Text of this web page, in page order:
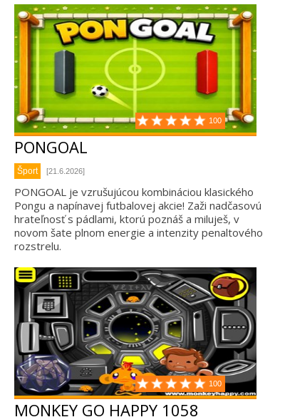
100
PONGOAL
Šport [21.6.2026]
PONGOAL je vzrušujúcou kombináciou klasického
Pongu a napínavej futbalovej akcie! Zaži nadčasovú
hrateľnosť s pádlami, ktorú poznáš a miluješ, v
novom šate plnom energie a intenzity penaltového
rozstrelu.
100
MONKEY GO HAPPY 1058